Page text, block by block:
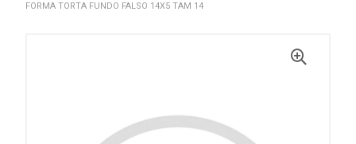
FORMA TORTA FUNDO FALSO 14X5 TAM 14